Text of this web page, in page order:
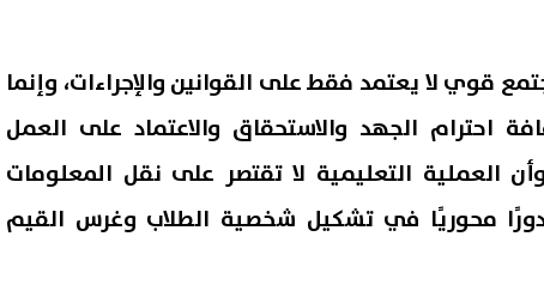
قوي لا يعتمد فقط على القوانين والإجراءات، وإنما
احترام الجهد والاستحقاق والاعتماد على العمل
العملية التعليمية لا تقتصر على نقل المعلومات
محوريًا في تشكيل شخصية الطلاب وغرس القيم